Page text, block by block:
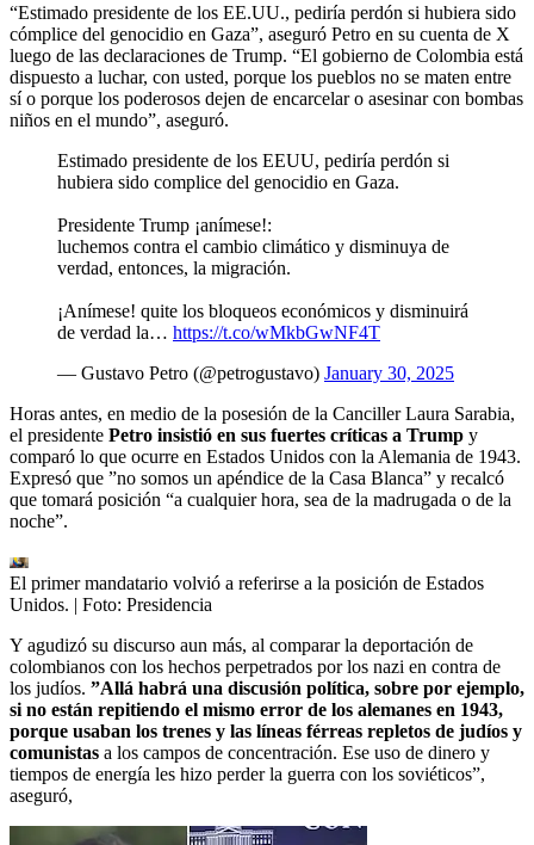
“Estimado presidente de los EE.UU., pediría perdón si hubiera sido
cómplice del genocidio en Gaza”, aseguró Petro en su cuenta de X
luego de las declaraciones de Trump. “El gobierno de Colombia está
dispuesto a luchar, con usted, porque los pueblos no se maten entre
sí o porque los poderosos dejen de encarcelar o asesinar con bombas
niños en el mundo”, aseguró.
Estimado presidente de los EEUU, pediría perdón si
hubiera sido complice del genocidio en Gaza.
Presidente Trump ¡anímese!:
luchemos contra el cambio climático y disminuya de
verdad, entonces, la migración.
¡Anímese! quite los bloqueos económicos y disminuirá
de verdad la… https://t.co/wMkbGwNF4T
— Gustavo Petro (@petrogustavo) January 30, 2025
Horas antes, en medio de la posesión de la Canciller Laura Sarabia,
el presidente Petro insistió en sus fuertes críticas a Trump y
comparó lo que ocurre en Estados Unidos con la Alemania de 1943.
Expresó que ”no somos un apéndice de la Casa Blanca” y recalcó
que tomará posición “a cualquier hora, sea de la madrugada o de la
noche”.
El primer mandatario volvió a referirse a la posición de Estados
Unidos. | Foto: Presidencia
Y agudizó su discurso aun más, al comparar la deportación de
colombianos con los hechos perpetrados por los nazi en contra de
los judíos. ”Allá habrá una discusión política, sobre por ejemplo,
si no están repitiendo el mismo error de los alemanes en 1943,
porque usaban los trenes y las líneas férreas repletos de judíos y
comunistas a los campos de concentración. Ese uso de dinero y
tiempos de energía les hizo perder la guerra con los soviéticos”,
aseguró,